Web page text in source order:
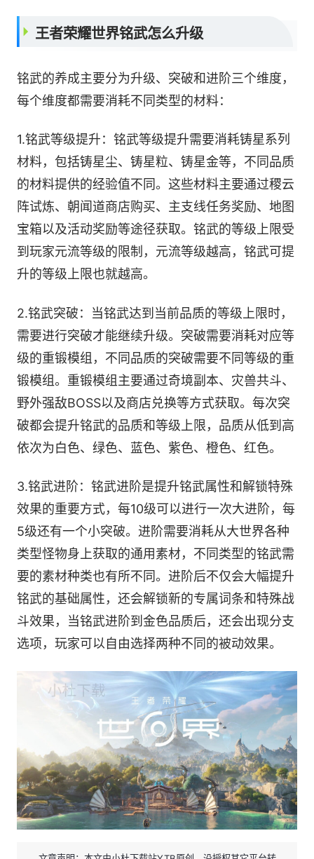
王者荣耀世界铭武怎么升级
铭武的养成主要分为升级、突破和进阶三个维度，
每个维度都需要消耗不同类型的材料：
1.铭武等级提升：铭武等级提升需要消耗铸星系列
材料，包括铸星尘、铸星粒、铸星金等，不同品质
的材料提供的经验值不同。这些材料主要通过稷云
阵试炼、朝闻道商店购买、主支线任务奖励、地图
宝箱以及活动奖励等途径获取。铭武的等级上限受
到玩家元流等级的限制，元流等级越高，铭武可提
升的等级上限也就越高。
2.铭武突破：当铭武达到当前品质的等级上限时，
需要进行突破才能继续升级。突破需要消耗对应等
级的重锻模组，不同品质的突破需要不同等级的重
锻模组。重锻模组主要通过奇境副本、灾兽共斗、
野外强敌BOSS以及商店兑换等方式获取。每次突
破都会提升铭武的品质和等级上限，品质从低到高
依次为白色、绿色、蓝色、紫色、橙色、红色。
3.铭武进阶：铭武进阶是提升铭武属性和解锁特殊
效果的重要方式，每10级可以进行一次大进阶，每
5级还有一个小突破。进阶需要消耗从大世界各种
类型怪物身上获取的通用素材，不同类型的铭武需
要的素材种类也有所不同。进阶后不仅会大幅提升
铭武的基础属性，还会解锁新的专属词条和特殊战
斗效果，当铭武进阶到金色品质后，还会出现分支
选项，玩家可以自由选择两种不同的被动效果。